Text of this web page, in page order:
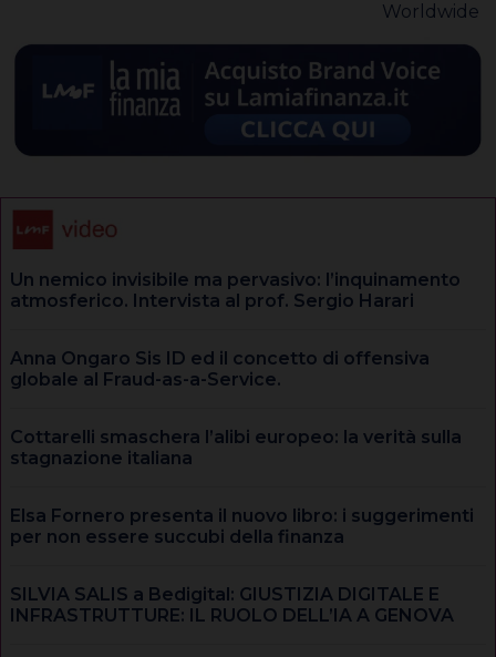
Worldwide
Un nemico invisibile ma pervasivo: l’inquinamento
atmosferico. Intervista al prof. Sergio Harari
Anna Ongaro Sis ID ed il concetto di offensiva
globale al Fraud-as-a-Service.
Cottarelli smaschera l’alibi europeo: la verità sulla
stagnazione italiana
Elsa Fornero presenta il nuovo libro: i suggerimenti
per non essere succubi della finanza
SILVIA SALIS a Bedigital: GIUSTIZIA DIGITALE E
INFRASTRUTTURE: IL RUOLO DELL’IA A GENOVA